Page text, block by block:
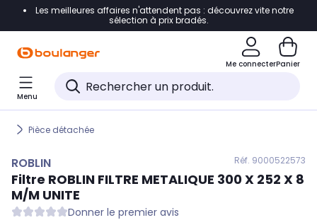
Accéder directement à la navigation
Accéder directement au pied de page
Accéder directement au chatbot
Les meilleures affaires n'attendent pas : découvrez vite notre
sélection à prix bradés.
Me connecterPanier
Menu
Pièce détachée
ROBLIN Réf. 9000522573
Filtre ROBLIN FILTRE METALIQUE 300 X 252 X 8
M/M UNITE
Donner le premier avis